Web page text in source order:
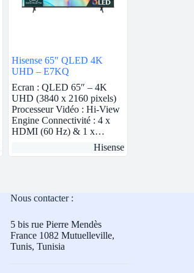
Hisense 65″ QLED 4K
UHD – E7KQ
Ecran : QLED 65″ – 4K
UHD (3840 x 2160 pixels)
Processeur Vidéo : Hi-View
Engine Connectivité : 4 x
HDMI (60 Hz) & 1 x…
Hisense
Nous contacter :
5 bis rue Pierre Mendès
France 1082 Mutuelleville,
Tunis, Tunisia